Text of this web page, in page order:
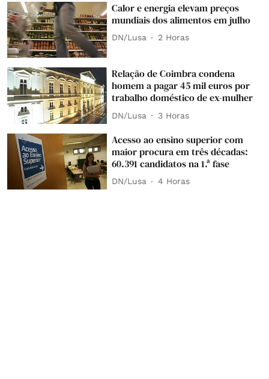
Calor e energia elevam preços
mundiais dos alimentos em julho
DN/Lusa 2 Horas
Relação de Coimbra condena
homem a pagar 45 mil euros por
trabalho doméstico de ex-mulher
DN/Lusa 3 Horas
Acesso ao ensino superior com
maior procura em três décadas:
60.391 candidatos na 1.ª fase
DN/Lusa 4 Horas